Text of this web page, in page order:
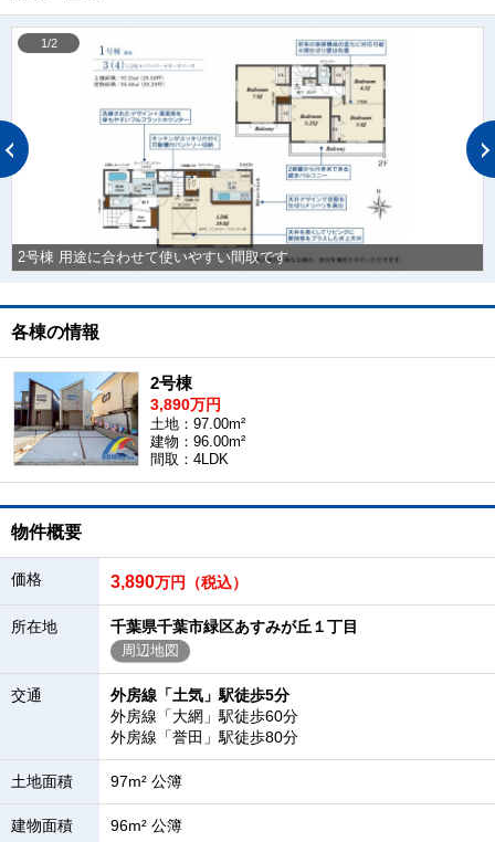
2号棟 用途に合わせて使いやすい間取です
1/2
各棟の情報
2号棟
3,890万円
土地：97.00m²
建物：96.00m²
間取：4LDK
物件概要
価格 3,890万円（税込）
所在地 千葉県千葉市緑区あすみが丘１丁目
周辺地図
交通
外房線「土気」駅徒歩5分
外房線「大網」駅徒歩60分
外房線「誉田」駅徒歩80分
土地面積 97m² 公簿
建物面積 96m² 公簿